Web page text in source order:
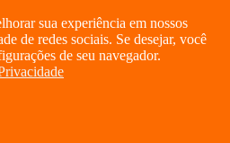
pela
O fato de não se
águas devem ser
das bacias hidrográficas
sua experiência em nossos
de redes sociais. Se desejar, você
de seu navegador.